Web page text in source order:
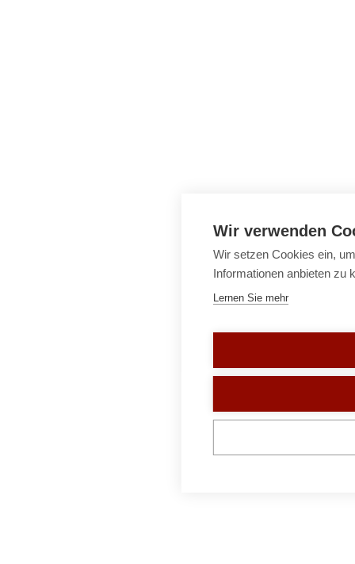
Wir verwenden
Wir setzen Cookies ein,
Informationen anbieten zu
Lernen Sie mehr